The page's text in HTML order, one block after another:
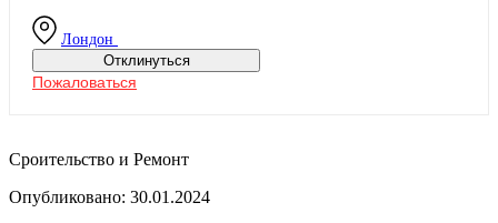
Лондон
Отклинуться
Пожаловаться
Сроительство и Ремонт
Опубликовано: 30.01.2024